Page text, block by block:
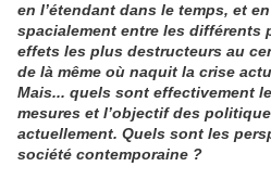
en l’étendant dans le temps, et
spacialement entre les différents
effets les plus destructeurs au
de là même où naquit la crise
Mais... quels sont effectivement
mesures et l’objectif des
actuellement. Quels sont les
société contemporaine ?